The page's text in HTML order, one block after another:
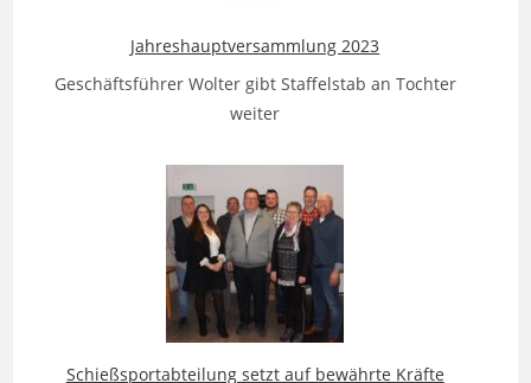
Jahreshauptversammlung 2023
Geschäftsführer Wolter gibt Staffelstab an Tochter
weiter
Schießsportabteilung setzt auf bewährte Kräfte